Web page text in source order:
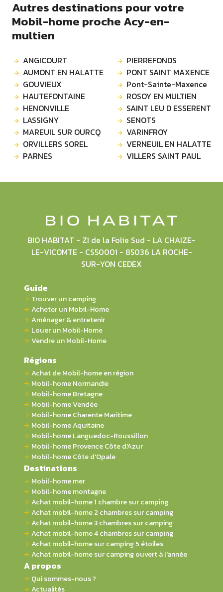
Autres destinations pour votre
Mobil-home proche Acy-en-
multien
ANGICOURT
AUMONT EN HALATTE
GOUVIEUX
HAUTEFONTAINE
HENONVILLE
LASSIGNY
MAREUIL SUR OURCQ
ORVILLERS SOREL
PARNES
PIERREFONDS
PONT SAINT MAXENCE
Pont-Sainte-Maxence
ROSOY EN MULTIEN
SAINT LEU D ESSERENT
SENOTS
VARINFROY
VERNEUIL EN HALATTE
VILLERS SAINT PAUL
BIO HABITAT - ZI de la Folie Sud - LA CHAIZE-
LE-VICOMTE - CS50001 - 85036 LA ROCHE-
SUR-YON CEDEX
Guide
Trouver un camping
Acheter un Mobil-Home
Aménager & entretenir
Louer un Mobil-Home
Vendre un Mobil-Home
Régions
Achat de Mobil-home en région
Mobil-home Normandie
Mobil-home Bretagne
Mobil-home Vendée
Mobil-home Charente Maritime
Mobil-home Aquitaine
Mobil-home Languedoc-Roussillon
Mobil-home Provence Côte d'Azur
Mobil-home Côte d'Opale
Destinations
Mobil-home mer
Mobil-home montagne
Achat mobil-home 1 chambre sur camping
Achat mobil-home 2 chambres sur camping
Achat mobil-home 3 chambres sur camping
Achat mobil-home 4 chambres sur camping
Achat mobil-home sur camping 5 étoiles
Achat mobil-home sur camping ouvert à l'année
A propos
Qui sommes-nous ?
Actualités